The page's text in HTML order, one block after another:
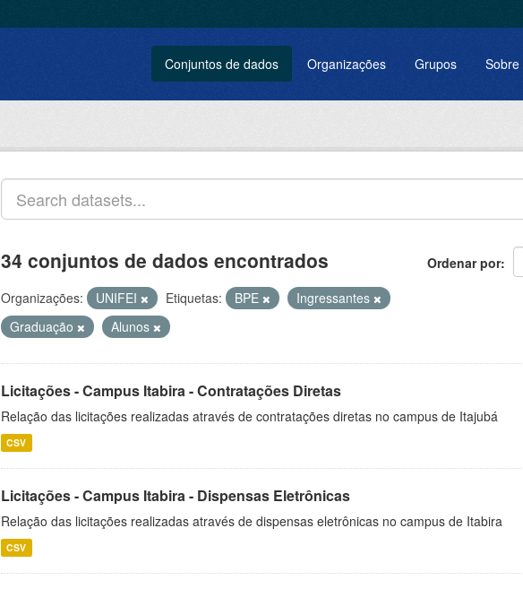
Conjuntos de dados Organizações Grupos Sobre
Ordenar por
34 conjuntos de dados encontrados
Organizações: UNIFEI Etiquetas: BPE
Ingressantes
Graduação
Alunos
Licitações - Campus Itabira - Contratações Diretas
Relação das licitações realizadas através de contratações diretas no campus de Itajubá
CSV
Licitações - Campus Itabira - Dispensas Eletrônicas
Relação das licitações realizadas através de dispensas eletrônicas no campus de Itabira
CSV